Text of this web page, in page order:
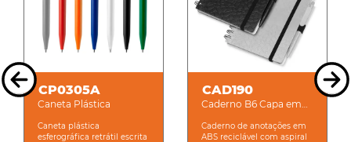
CP0305A
Caneta Plástica
Caneta plástica
esferográfica retrátil escrita
CAD190
Caderno B6 Capa em
Caderno de anotações em
ABS reciclável com aspiral